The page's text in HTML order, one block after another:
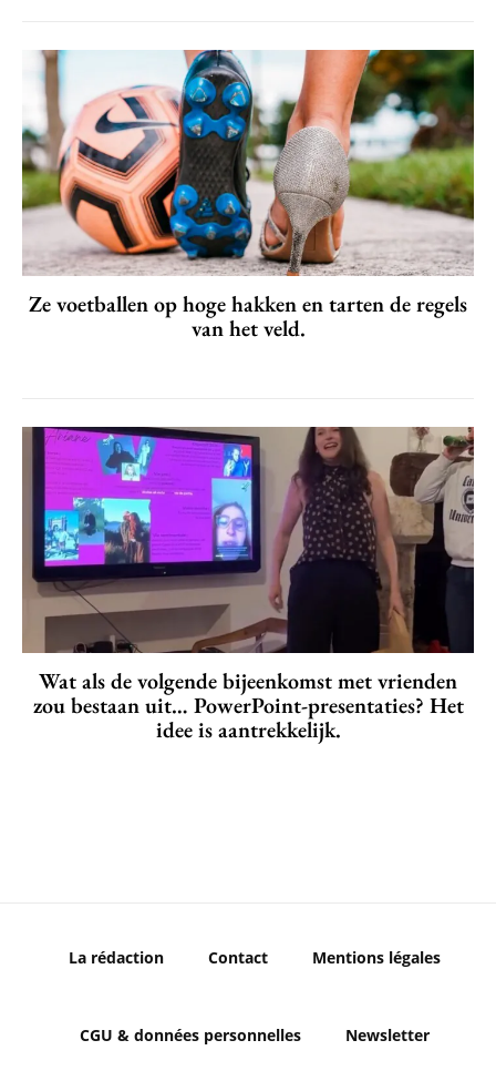
Ze voetballen op hoge hakken en tarten de regels
van het veld.
Wat als de volgende bijeenkomst met vrienden
zou bestaan uit… PowerPoint-presentaties? Het
idee is aantrekkelijk.
La rédaction Contact Mentions légales
CGU & données personnelles Newsletter